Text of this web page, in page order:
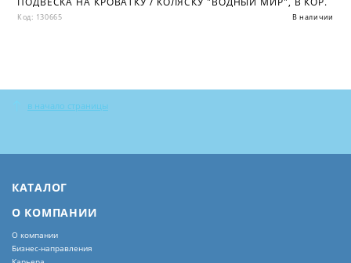
Код: 130665 В наличии
в начало страницы
КАТАЛОГ
О КОМПАНИИ
О компании
Бизнес-направления